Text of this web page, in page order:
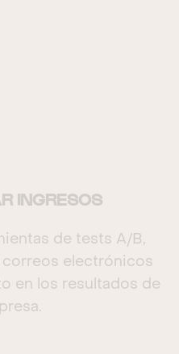
INGRESOS
de tests A/B,
electrónicos
en los resultados de